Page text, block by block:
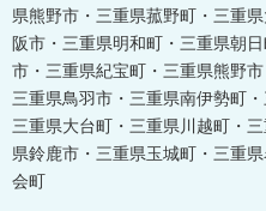
県熊野市・三重県菰野町・三重
阪市・三重県明和町・三重県朝
市・三重県紀宝町・三重県熊野
三重県鳥羽市・三重県南伊勢町
三重県大台町・三重県川越町・
県鈴鹿市・三重県玉城町・三重
会町